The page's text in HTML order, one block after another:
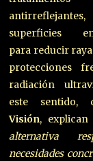
superficies
para reducir
protecciones
radiación
este sentido,
Visión, explican
alternativa
necesidades